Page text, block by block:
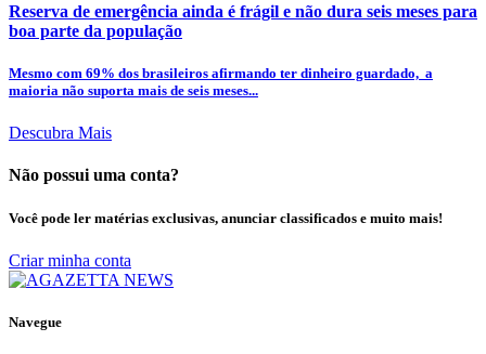
Reserva de emergência ainda é frágil e não dura seis meses para
boa parte da população
Mesmo com 69% dos brasileiros afirmando ter dinheiro guardado, a
maioria não suporta mais de seis meses...
Descubra Mais
Não possui uma conta?
Você pode ler matérias exclusivas, anunciar classificados e muito mais!
Criar minha conta
Navegue